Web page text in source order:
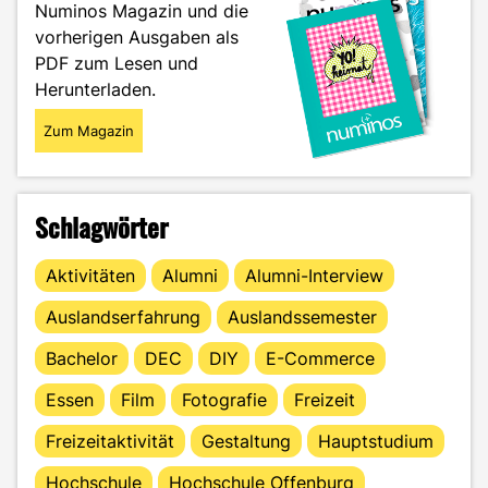
Numinos Magazin und die
vorherigen Ausgaben als
PDF zum Lesen und
Herunterladen.
Zum Magazin
Schlagwörter
Aktivitäten Alumni
Alumni-Interview
Auslandserfahrung
Auslandssemester
Bachelor
DEC DIY
E-Commerce
Essen
Film Fotografie
Freizeit
Freizeitaktivität
Gestaltung
Hauptstudium
Hochschule
Hochschule Offenburg